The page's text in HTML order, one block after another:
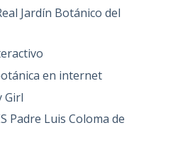
Jardín Botánico del
en internet
Girl
Padre Luis Coloma de